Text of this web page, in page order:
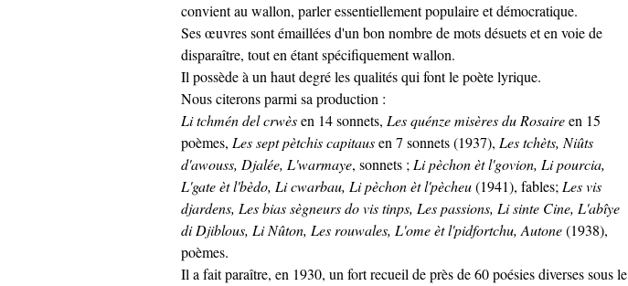
convient au wallon, parler essentiellement populaire et démocratique.
Ses œuvres sont émaillées d'un bon nombre de mots désuets et en voie de
disparaître, tout en étant spécifiquement wallon.
Il possède à un haut degré les qualités qui font le poète lyrique.
Nous citerons parmi sa production :
Li tchmén del crwèsen 14 sonnets, Les quénze misères du Rosaireen 15
poèmes, Les sept pètchis capitausen 7 sonnets (1937), Les tchèts, Niûts
d'awouss, Djalée, L'warmaye, sonnets ; Li pèchon èt l'govion, Li pourcia,
L'gate èt l'bèdo, Li cwarbau, Li pèchon èt l'pècheu(1941), fables; Les vis
djardens, Les bias sègneurs do vis tinps, Les passions, Li sinte Cine, L'abîye
di Djiblous, Li Nûton, Les rouwales, L'ome èt l'pidfortchu, Autone(1938),
poèmes.
Il a fait paraître, en 1930, un fort recueil de près de 60 poésies diverses sous le